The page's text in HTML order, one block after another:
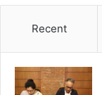
Recent